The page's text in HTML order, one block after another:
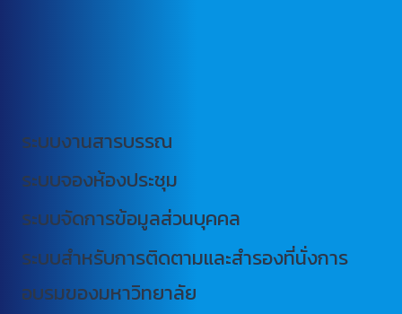
ระบบงานสารบรรณ
ระบบจองห้องประชุม
ระบบจัดการข้อมูลส่วนบุคคล
ระบบสำหรับการติดตามและสำรองที่นั่งการ
อบรมของมหาวิทยาลัย